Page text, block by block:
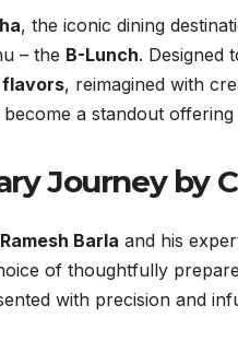
, the iconic dining
– the B-Lunch. Designed
flavors, reimagined with
a standout offering
Journey by
Barla and his
of thoughtfully
with precision and